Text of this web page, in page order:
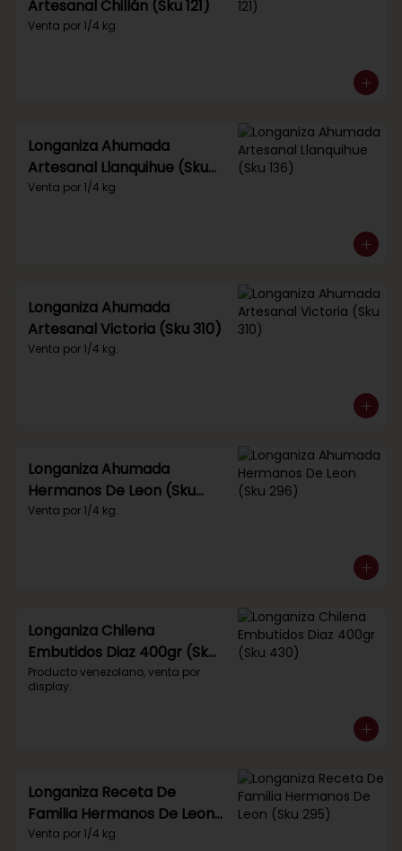
Artesanal Chillán (Sku 121)
Venta por 1/4 kg.
Longaniza Ahumada
Artesanal Llanquihue (Sku
136)
Venta por 1/4 kg
Longaniza Ahumada
Artesanal Victoria (Sku 310)
Venta por 1/4 kg.
Longaniza Ahumada
Hermanos De Leon (Sku
296)
Venta por 1/4 kg.
Longaniza Chilena
Embutidos Diaz 400gr (Sku
430)
Producto venezolano, venta por
display.
Longaniza Receta De
Familia Hermanos De Leon
(Sku 295)
Venta por 1/4 kg.